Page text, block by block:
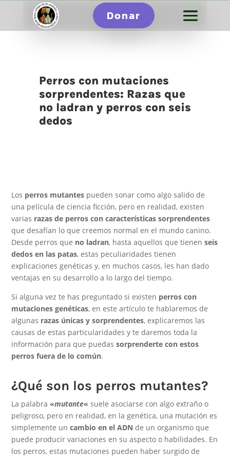
Donar
Perros con mutaciones
sorprendentes: Razas que
no ladran y perros con seis
dedos
Los perros mutantes pueden sonar como algo salido de
una película de ciencia ficción, pero en realidad, existen
varias razas de perros con características sorprendentes
que desafían lo que creemos normal en el mundo canino.
Desde perros que no ladran, hasta aquellos que tienenseis
dedos en las patas, estas peculiaridades tienen
explicaciones genéticas y, en muchos casos, les han dado
ventajas en su desarrollo a lo largo del tiempo.
Si alguna vez te has preguntado si existen perros con
mutaciones genéticas, en este artículo te hablaremos de
algunas razas únicas y sorprendentes, explicaremos las
causas de estas particularidades y te daremos toda la
información para que puedassorprenderte con estos
perros fuera de lo común.
¿Qué son los perros mutantes?
La palabra «mutante« suele asociarse con algo extraño o
peligroso, pero en realidad, en la genética, una mutación es
simplemente uncambio en el ADN de un organismo que
puede producir variaciones en su aspecto o habilidades. En
los perros, estas mutaciones pueden haber surgido de